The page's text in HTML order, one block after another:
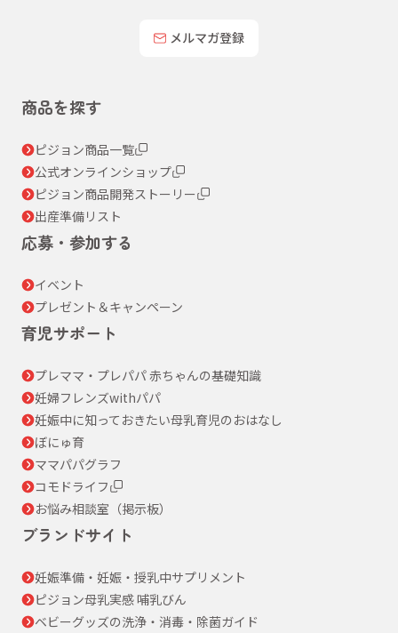
メルマガ登録
商品を探す
ピジョン商品一覧
公式オンラインショップ
ピジョン商品開発ストーリー
出産準備リスト
応募・参加する
イベント
プレゼント＆キャンペーン
育児サポート
プレママ・プレパパ 赤ちゃんの基礎知識
妊婦フレンズwithパパ
妊娠中に知っておきたい母乳育児のおはなし
ぼにゅ育
ママパパグラフ
コモドライフ
お悩み相談室（掲示板）
ブランドサイト
妊娠準備・妊娠・授乳中サプリメント
ピジョン母乳実感 哺乳びん
ベビーグッズの洗浄・消毒・除菌ガイド